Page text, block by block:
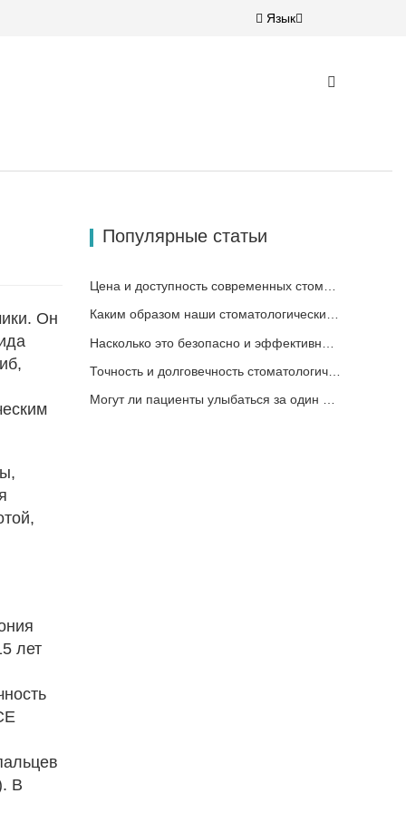
Язык
Он
лет
В
Популярные статьи
Каким образом наши стоматологические циркониевые материалы могут способствовать вашему успеху?
Точность и долговечность стоматологических материалов
Могут ли пациенты улыбаться за один день?